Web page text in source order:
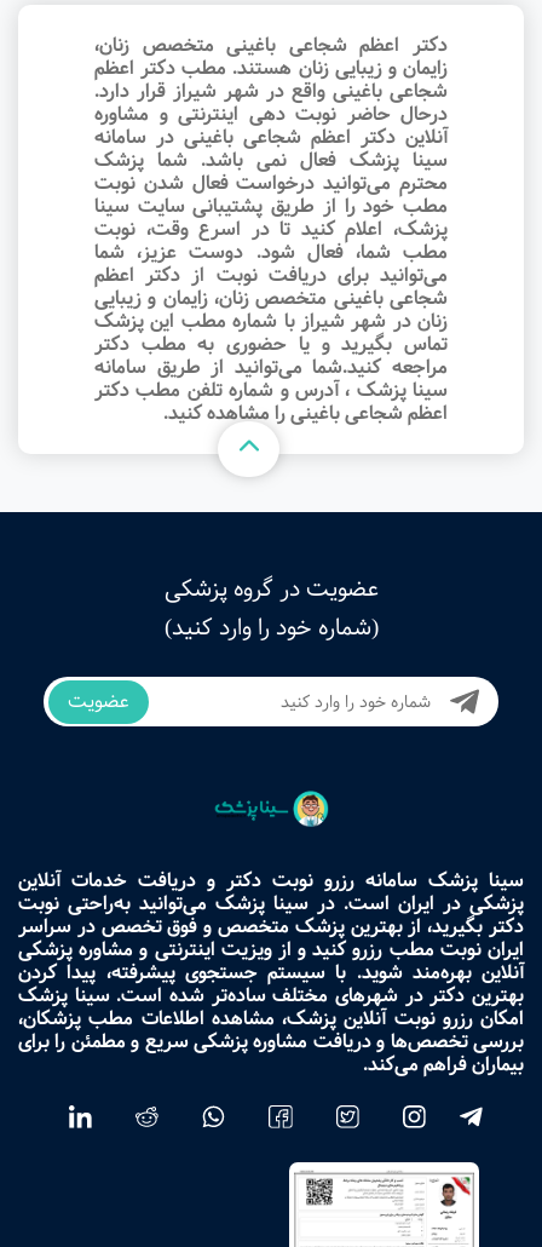
دکتر اعظم شجاعی باغینی متخصص زنان،
زایمان و زیبایی زنان هستند. مطب دکتر اعظم
شجاعی باغینی واقع در شهر شیراز قرار دارد.
درحال حاضر نوبت‌ دهی اینترنتی و مشاوره
آنلاین دکتر اعظم شجاعی باغینی در سامانه
سینا پزشک فعال نمی باشد. شما پزشک
محترم می‌توانید درخواست فعال شدن نوبت
مطب خود را از طریق پشتیبانی سایت سینا
پزشک، اعلام کنید تا در اسرع وقت‌، نوبت
مطب شما، فعال شود. دوست عزیز، شما
می‌توانید برای دریافت نوبت از دکتر اعظم
شجاعی باغینی متخصص زنان، زایمان و زیبایی
زنان در شهر شیراز با شماره مطب این پزشک
تماس بگیرید و یا حضوری به مطب دکتر
مراجعه کنید.شما می‌توانید از طریق سامانه
سینا پزشک ، آدرس و شماره تلفن مطب دکتر
اعظم شجاعی باغینی را مشاهده کنید.
عضویت در گروه پزشکی
(شماره خود را وارد کنید)
عضویت
سینا پزشک سامانه رزرو نوبت دکتر و دریافت خدمات آنلاین
پزشکی در ایران است. در سینا پزشک می‌توانید به‌راحتی نوبت
دکتر بگیرید، از بهترین پزشک متخصص و فوق تخصص در سراسر
ایران نوبت مطب رزرو کنید و از ویزیت اینترنتی و مشاوره پزشکی
آنلاین بهره‌مند شوید. با سیستم جستجوی پیشرفته، پیدا کردن
بهترین دکتر در شهرهای مختلف ساده‌تر شده است. سینا پزشک
امکان رزرو نوبت آنلاین پزشک، مشاهده اطلاعات مطب پزشکان،
بررسی تخصص‌ها و دریافت مشاوره پزشکی سریع و مطمئن را برای
بیماران فراهم می‌کند.